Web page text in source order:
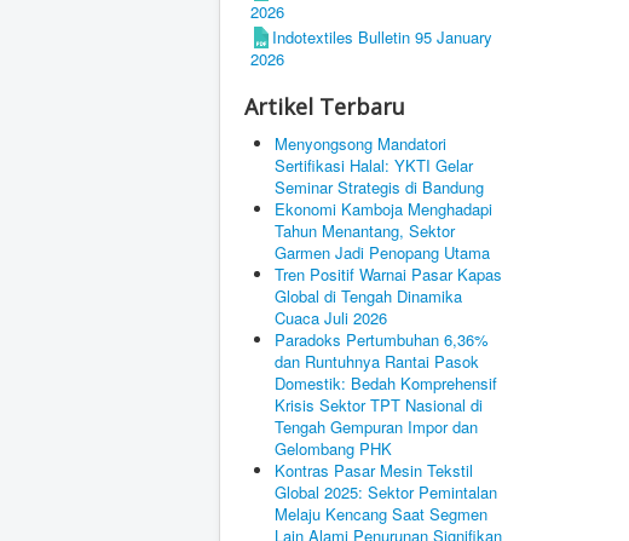
2026
Indotextiles Bulletin 95 January
2026
Artikel Terbaru
Menyongsong Mandatori
Sertifikasi Halal: YKTI Gelar
Seminar Strategis di Bandung
Ekonomi Kamboja Menghadapi
Tahun Menantang, Sektor
Garmen Jadi Penopang Utama
Tren Positif Warnai Pasar Kapas
Global di Tengah Dinamika
Cuaca Juli 2026
Paradoks Pertumbuhan 6,36%
dan Runtuhnya Rantai Pasok
Domestik: Bedah Komprehensif
Krisis Sektor TPT Nasional di
Tengah Gempuran Impor dan
Gelombang PHK
Kontras Pasar Mesin Tekstil
Global 2025: Sektor Pemintalan
Melaju Kencang Saat Segmen
Lain Alami Penurunan Signifikan